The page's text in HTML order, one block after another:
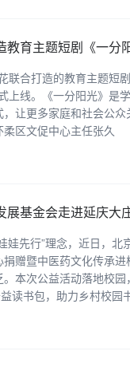
育主题短剧《一分
联合打造的教育主题短
上线。《一分阳光》是
让更多家庭和社会公
区文促中心主任张久
展基金会走进延庆
娃先行”理念，近日，
赠暨中医药文化传承
本次公益活动落地校
读书包，助力乡村校园